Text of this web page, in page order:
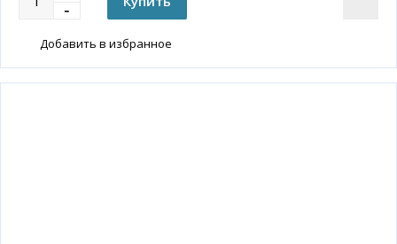
Добавить в избранное